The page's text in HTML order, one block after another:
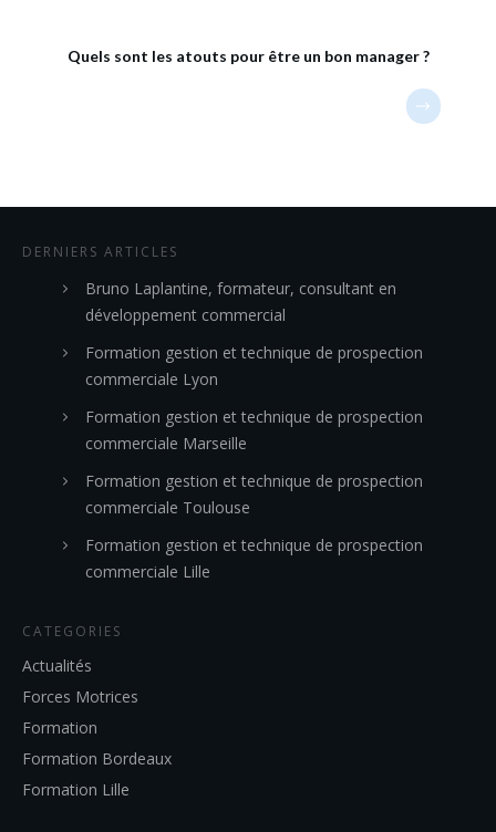
Quels sont les atouts pour être un bon manager ?
DERNIERS ARTICLES
Bruno Laplantine, formateur, consultant en
développement commercial
Formation gestion et technique de prospection
commerciale Lyon
Formation gestion et technique de prospection
commerciale Marseille
Formation gestion et technique de prospection
commerciale Toulouse
Formation gestion et technique de prospection
commerciale Lille
CATEGORIES
Actualités
Forces Motrices
Formation
Formation Bordeaux
Formation Lille